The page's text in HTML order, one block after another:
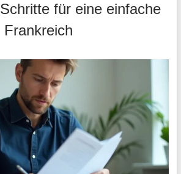
für eine einfache
Frankreich